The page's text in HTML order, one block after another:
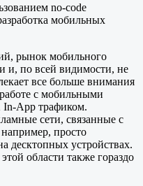
no-code
мобильных
рынок мобильного
и, по всей видимости, не
все больше внимания
с мобильными
In-App трафиком.
сети, связанные с
просто
десктопных устройствах.
области также гораздо